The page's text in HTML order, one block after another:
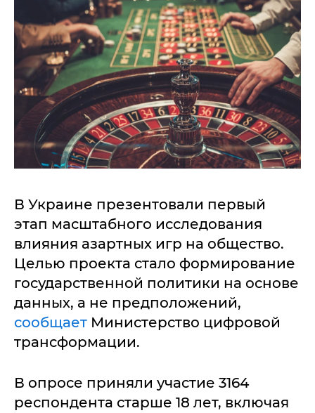
В Украине презентовали первый
этап масштабного исследования
влияния азартных игр на общество.
Целью проекта стало формирование
государственной политики на основе
данных, а не предположений,
сообщает Министерство цифровой
трансформации.
В опросе приняли участие 3164
респондента старше 18 лет, включая